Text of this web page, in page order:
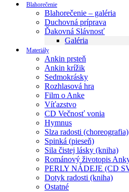
Blahorečenie
Blahorečenie – galéria
Duchovná príprava
Ďakovná Slávnosť
Galéria
Materiály
Ankin prsteň
Ankin krížik
Sedmokrásky
Rozhlasová hra
Film o Anke
Víťazstvo
CD Večnosť vonia
Hymnus
Slza radosti (choreografia)
Spinká (pieseň)
Sila čistej lásky (kniha)
Románový životopis
PERLY NÁDEJE (CD
Dotyk radosti (kniha)
Ostatné